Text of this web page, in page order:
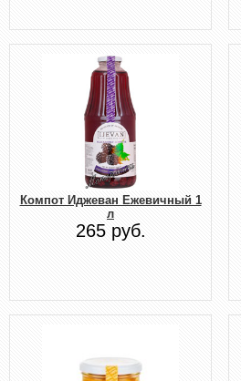
Компот Иджеван Ежевичный 1
л
265 руб.